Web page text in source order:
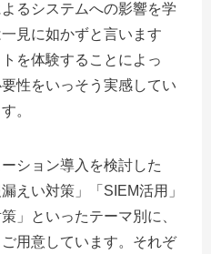
るシステムへの影響を学
見に如かずと言います
を体験することによっ
性をいっそう実感してい
。
ション導入を検討した
えい対策」「SIEM活用」
」といったテーマ別に、
用意しています。それぞ